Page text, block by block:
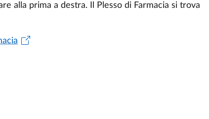
alla prima a destra. Il Plesso di Farmacia si trova